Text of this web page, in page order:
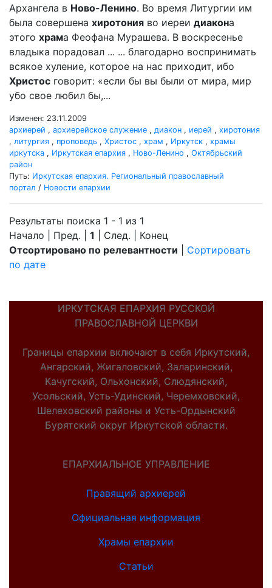
Архангела в Ново-Ленино. Во время Литургии им
была совершена хиротония во иереи диакона
этого храма Феофана Мурашева. В воскресенье
владыка порадовал ... ... благодарно воспринимать
всякое хуление, которое на нас приходит, ибо
Христос говорит: «если бы вы были от мира, мир
убо свое любил бы,...
Изменен: 23.11.2009
архиерей , архиерейское служение , диакон , иерей , хиротония
, литургия , проповедь , Христос , храм , Иркутск , храмы
иркутска , Иркутская епархия , Ново-Ленино , Октябрьский
район
Путь: Иркутская епархия. Региональный православный
портал / Новости епархии
Результаты поиска 1 - 1 из 1
Начало | Пред. | 1 | След. | Конец
Отсортировано по релевантности
Сортировать
по дате
ИРКУТСКАЯ ЕПАРХИЯ РУССКОЙ
ПРАВОСЛАВНОЙ ЦЕРКВИ
Границы епархии включают в себя Иркутский,
Ангарский, Жигаловский, Заларинский,
Качугский, Ольхонский, Слюдянский,
Усольский, Усть-Удинский, Черемховский,
Шелеховский районы и Усть-Ордынский
Бурятский округ Иркутской области.
ЕПАРХИАЛЬНОЕ УПРАВЛЕНИЕ
Правящий архиерей
Официальная информация
Храмы епархии
Статьи